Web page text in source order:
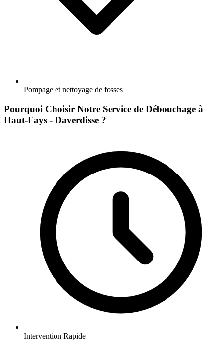
Pompage et nettoyage de fosses
Pourquoi Choisir Notre Service de Débouchage à
Haut-Fays - Daverdisse ?
Intervention Rapide